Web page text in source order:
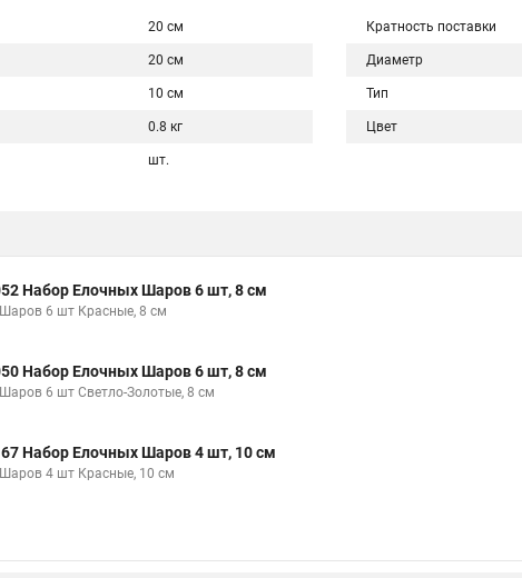
20 см
20 см
10 см
0.8 кг
шт.
Кратность поставки
Диаметр
Тип
Цвет
Набор Елочных Шаров 6 шт, 8 см
6 шт Красные, 8 см
Набор Елочных Шаров 6 шт, 8 см
6 шт Светло-Золотые, 8 см
Набор Елочных Шаров 4 шт, 10 см
4 шт Красные, 10 см